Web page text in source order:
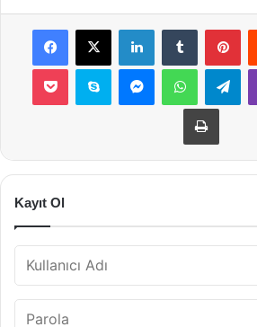
Facebook
X LinkedInTumblr
Pocket Skype MessengerWhatsApp
Yazdır
Kayıt Ol